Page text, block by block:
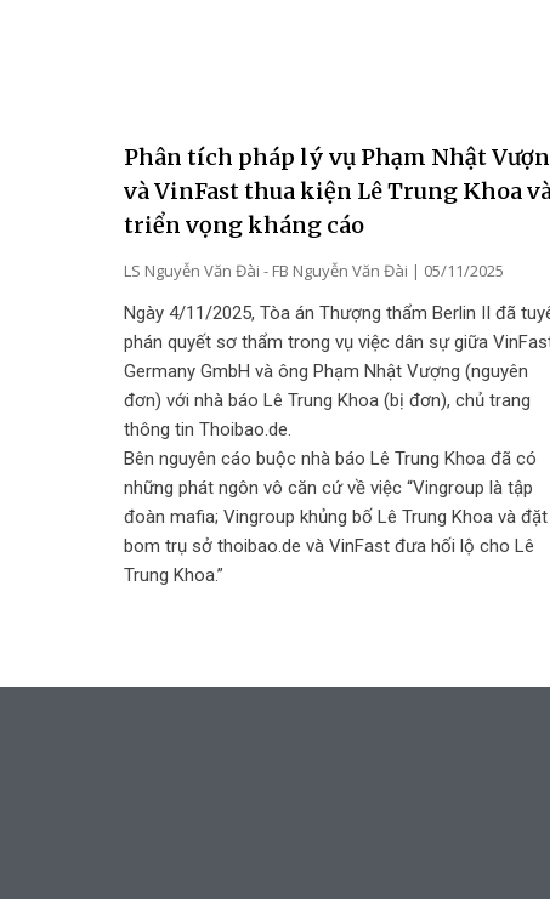
Phân tích pháp lý vụ Phạm Nhật
và VinFast thua kiện Lê Trung Khoa
triển vọng kháng cáo
LS Nguyễn Văn Đài - FB Nguyễn Văn Đài
05/11/2025
Ngày 4/11/2025, Tòa án Thượng thẩm Berlin II đã
phán quyết sơ thẩm trong vụ việc dân sự giữa
Germany GmbH và ông Phạm Nhật Vượng (nguyên
đơn) với nhà báo Lê Trung Khoa (bị đơn), chủ trang
thông tin Thoibao.de.
Bên nguyên cáo buộc nhà báo Lê Trung Khoa đã có
những phát ngôn vô căn cứ về việc “Vingroup là tập
đoàn mafia; Vingroup khủng bố Lê Trung Khoa và đặt
bom trụ sở thoibao.de và VinFast đưa hối lộ cho Lê
Trung Khoa.”